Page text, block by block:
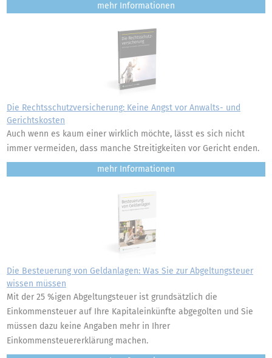
mehr
Die Rechtsschutzversicherung: Keine Angst vor Anwalts- und
Gerichtskosten
Auch wenn es kaum einer wirklich möchte, lässt es sich nicht
immer vermeiden, dass manche Streitigkeiten vor Gericht enden.
mehr
Die Besteuerung von Geldanlagen: Was Sie zur Abgeltungsteuer
wissen müssen
Mit der 25 %igen Abgeltungsteuer ist grundsätzlich die
Einkommensteuer auf Ihre Kapitaleinkünfte abgegolten und Sie
müssen dazu keine Angaben mehr in Ihrer
Einkommensteuererklärung machen.